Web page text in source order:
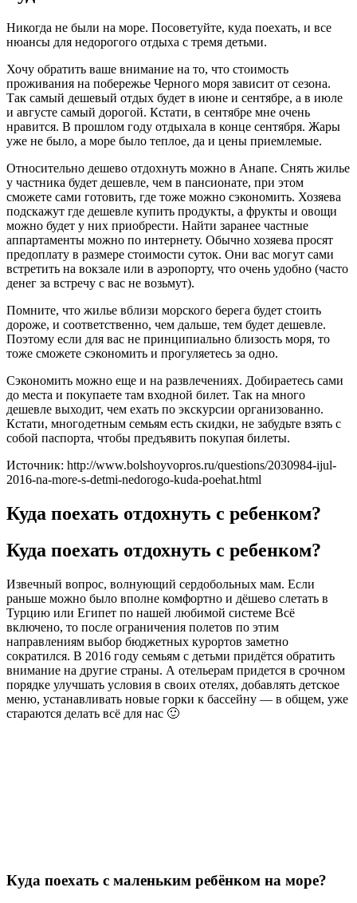
Никогда не были на море. Посоветуйте, куда поехать, и все
нюансы для недорогого отдыха с тремя детьми.
Хочу обратить ваше внимание на то, что стоимость
проживания на побережье Черного моря зависит от сезона.
Так самый дешевый отдых будет в июне и сентябре, а в июле
и августе самый дорогой. Кстати, в сентябре мне очень
нравится. В прошлом году отдыхала в конце сентября. Жары
уже не было, а море было теплое, да и цены приемлемые.
Относительно дешево отдохнуть можно в Анапе. Снять жилье
у частника будет дешевле, чем в пансионате, при этом
сможете сами готовить, где тоже можно сэкономить. Хозяева
подскажут где дешевле купить продукты, а фрукты и овощи
можно будет у них приобрести. Найти заранее частные
аппартаменты можно по интернету. Обычно хозяева просят
предоплату в размере стоимости суток. Они вас могут сами
встретить на вокзале или в аэропорту, что очень удобно (часто
денег за встречу с вас не возьмут).
Помните, что жилье вблизи морского берега будет стоить
дороже, и соответственно, чем дальше, тем будет дешевле.
Поэтому если для вас не принципиально близость моря, то
тоже сможете сэкономить и прогуляетесь за одно.
Сэкономить можно еще и на развлечениях. Добираетесь сами
до места и покупаете там входной билет. Так на много
дешевле выходит, чем ехать по экскурсии организованно.
Кстати, многодетным семьям есть скидки, не забудьте взять с
собой паспорта, чтобы предъявить покупая билеты.
Источник: http://www.bolshoyvopros.ru/questions/2030984-ijul-
2016-na-more-s-detmi-nedorogo-kuda-poehat.html
Куда поехать отдохнуть с ребенком?
Куда поехать отдохнуть с ребенком?
Извечный вопрос, волнующий сердобольных мам. Если
раньше можно было вполне комфортно и дёшево слетать в
Турцию или Египет по нашей любимой системе Всё
включено, то после ограничения полетов по этим
направлениям выбор бюджетных курортов заметно
сократился. В 2016 году семьям с детьми придётся обратить
внимание на другие страны. А отельерам придется в срочном
порядке улучшать условия в своих отелях, добавлять детское
меню, устанавливать новые горки к бассейну — в общем, уже
стараются делать всё для нас 🙂
Куда поехать с маленьким ребёнком на море?